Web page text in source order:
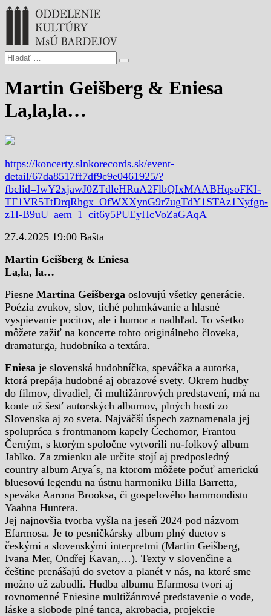
Martin Geišberg & Eniesa
La,la,la…
https://koncerty.slnkorecords.sk/event-
detail/67da8517ff7df9c9e0461925/?
fbclid=IwY2xjawJ0ZTdleHRuA2FlbQIxMAABHqsoFKI-
TF1VR5TtDrqRhgx_OfWXXynG9r7ugTdY1STAz1Nyfgn-
z1I-B9uU_aem_1_cit6y5PUEyHcVoZaGAqA
27.4.2025 19:00 Bašta
Martin Geišberg & Eniesa
La,la, la…
Piesne Martina Geišberga oslovujú všetky generácie.
Poézia zvukov, slov, tiché pohmkávanie a hlasné
vyspievanie pocitov, ale i humor a nadhľad. To všetko
môžete zažiť na koncerte tohto originálneho človeka,
dramaturga, hudobníka a textára.
Eniesa je slovenská hudobníčka, speváčka a autorka,
ktorá prepája hudobné aj obrazové svety. Okrem hudby
do filmov, divadiel, či multižánrových predstavení, má na
konte už šesť autorských albumov, plných hostí zo
Slovenska aj zo sveta. Najväčší úspech zaznamenala jej
spolupráca s frontmanom kapely Čechomor, Frantou
Černým, s ktorým spoločne vytvorili nu-folkový album
Jablko. Za zmienku ale určite stojí aj predposledný
country album Arya´s, na ktorom môžete počuť americkú
bluesovú legendu na ústnu harmoniku Billa Barretta,
speváka Aarona Brooksa, či gospelového hammondistu
Yaahna Huntera.
Jej najnovšia tvorba vyšla na jeseň 2024 pod názvom
Efarmosa. Je to pesničkársky album plný duetov s
českými a slovenskými interpretmi (Martin Geišberg,
Ivana Mer, Ondřej Kavan,…). Texty v slovenčine a
češtine prenášajú do svetov a planét v nás, na ktoré sme
možno už zabudli. Hudba albumu Efarmosa tvorí aj
rovnomenné Eniesine multižánrové predstavenie o vode,
láske a slobode plné tanca, akrobacia, projekcie